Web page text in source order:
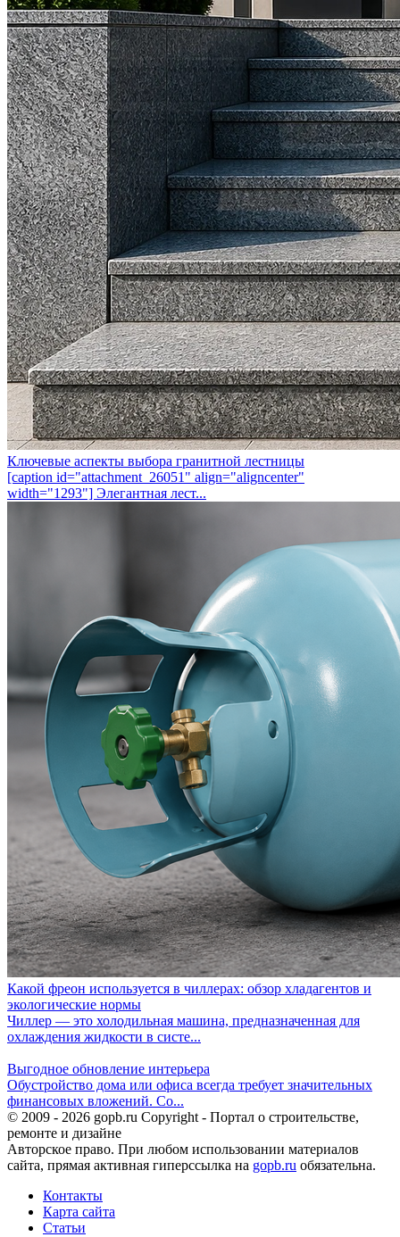
Ключевые аспекты выбора гранитной лестницы
[caption id="attachment_26051" align="aligncenter"
width="1293"] Элегантная лест...
Какой фреон используется в чиллерах: обзор хладагентов и
экологические нормы
Чиллер — это холодильная машина, предназначенная для
охлаждения жидкости в систе...
Выгодное обновление интерьера
Обустройство дома или офиса всегда требует значительных
финансовых вложений. Со...
© 2009 - 2026 gopb.ru Copyright - Портал о строительстве,
ремонте и дизайне
Авторское право. При любом использовании материалов
сайта, прямая активная гиперссылка на gopb.ru обязательна.
Контакты
Карта сайта
Статьи